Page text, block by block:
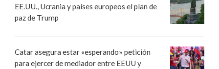
EE.UU., Ucrania y países europeos el plan de
paz de Trump
Catar asegura estar «esperando» petición
para ejercer de mediador entre EEUU y